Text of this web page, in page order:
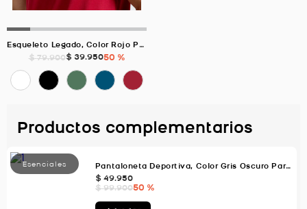
Esqueleto Legado, Color Rojo Para Hombre
$ 79.900$ 39.95050 %
Productos complementarios
Pantaloneta Deportiva, Color Gris Oscuro Para Hombre
$ 49.950
$ 99.90050 %